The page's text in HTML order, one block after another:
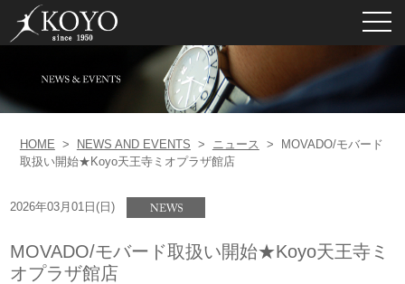
HOME > NEWS AND EVENTS > ニュース >
MOVADO/モバード
取扱い開始★Koyo天王寺ミオプラザ館店
2026年03月01日(日)
MOVADO/モバード取扱い開始★Koyo天王寺ミ
オプラザ館店